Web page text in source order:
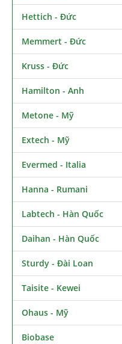
Hettich - Đức
Memmert - Đức
Kruss - Đức
Hamilton - Anh
Metone - Mỹ
Extech - Mỹ
Evermed - Italia
Hanna - Rumani
Labtech - Hàn Quốc
Daihan - Hàn Quốc
Sturdy - Đài Loan
Taisite - Kewei
Ohaus - Mỹ
Biobase